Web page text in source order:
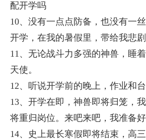
配开学吗
10、没有一点点防备，也没有一
开学，在我的暑假里，带给我悲剧
11、无论战斗力多强的神兽，睡
天使。
12、听说开学前的晚上，作业和台
13、开学在即，神兽即将归笼，
将重归岗位。来吧来吧，我准备
14、史上最长寒假即将结束，高